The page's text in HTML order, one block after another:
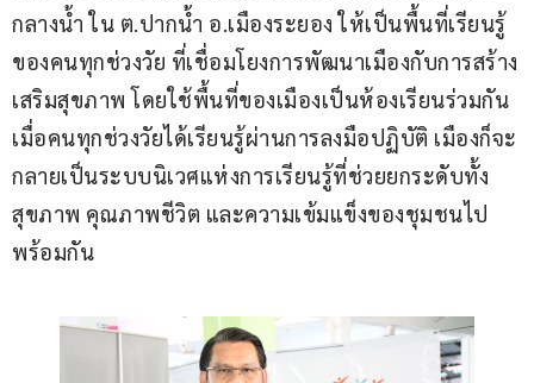
กลางน้ำ ใน ต.ปากน้ำ อ.เมืองระยอง ให้เป็นพื้นที่เรียนรู้
ของคนทุกช่วงวัย ที่เชื่อมโยงการพัฒนาเมืองกับการสร้าง
เสริมสุขภาพ โดยใช้พื้นที่ของเมืองเป็นห้องเรียนร่วมกัน
เมื่อคนทุกช่วงวัยได้เรียนรู้ผ่านการลงมือปฏิบัติ เมืองก็จะ
กลายเป็นระบบนิเวศแห่งการเรียนรู้ที่ช่วยยกระดับทั้ง
สุขภาพ คุณภาพชีวิต และความเข้มแข็งของชุมชนไป
พร้อมกัน